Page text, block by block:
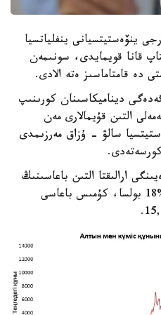
ينۆەستيتسيانى ينفلياتسيا
قانا قويمايدى، سونىمەن
دە قامتاماسىز ەتە الادى.
ديناميكاسىنان كورىنىپ
التىن قۇيمالارى مەن
سالۋ - ۇزاق مەرزىمدى
جىلعا دەيىنگى ارالىقتا التىن باعاسىنىڭ
ورتاشا جىلدىق ءوسۋ قارقىنى %18 بولسا، كۇمىس باعاسى